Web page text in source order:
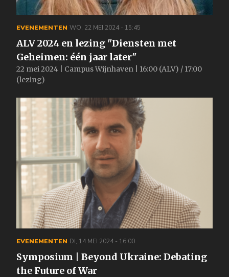
EVENEMENTEN WO, 22 MEI 2024 - 15:45
ALV 2024 en lezing "Diensten met
Geheimen: één jaar later"
22 mei 2024 | Campus Wijnhaven | 16:00 (ALV) / 17:00
(lezing)
EVENEMENTEN DI, 14 MEI 2024 - 16:00
Symposium | Beyond Ukraine: Debating
the Future of War